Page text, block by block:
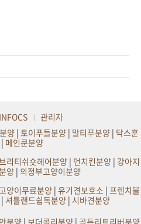
INFOCS
관리자
양 | 토이푸들분양 | 말티푸분양 | 닥스훈
| 메인쿤분양
리티쉬숏헤어분양| 먼치킨분양| 강아지
양| 의정부고양이분양
양이무료분양| 유기견보호소| 프렌치불
| 셔틀랜드쉽독분양 | 시바견분양